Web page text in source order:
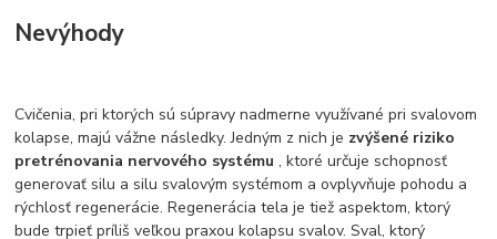
Nevýhody
Cvičenia, pri ktorých sú súpravy nadmerne využívané pri svalovom
kolapse, majú vážne následky. Jedným z nich je zvýšené riziko
pretrénovania nervového systému, ktoré určuje schopnosť
generovať silu a silu svalovým systémom a ovplyvňuje pohodu a
rýchlosť regenerácie. Regenerácia tela je tiež aspektom, ktorý
bude trpieť príliš veľkou praxou kolapsu svalov. Sval, ktorý